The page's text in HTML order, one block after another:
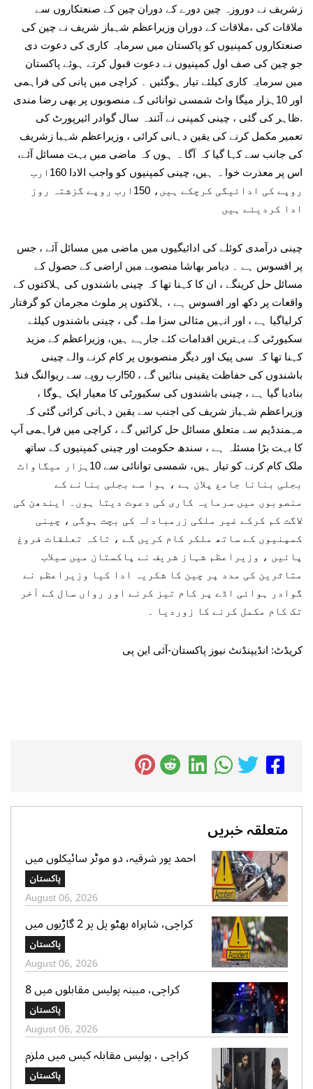
زشریف نے دوروزہ چین دورے کے دوران چین کے صنعتکاروں سے
ملاقات کی ،ملاقات کے دوران وزیراعظم شہباز شریف نے چین کی
صنعتکاروں کمپنیوں کو پاکستان میں سرمایہ کاری کی دعوت دی
جو چین کی صف اول کمپنیوں نے دعوت قبول کرتے ہوئے پاکستان
میں سرمایہ کاری کیلئے تیار ہوگئیں ۔ کراچی میں پانی کی فراہمی
اور 10ہزار میگا واٹ شمسی توانائی کے منصوبوں پر بھی رضا مندی
.ظاہر کی گئی ، چینی کمپنی نے آئندہ سال گوادر ائیرپورٹ کی
تعمیر مکمل کرنے کی یقین دہانی کرائی ، وزیراعظم شہبا زشریف
کی جانب سے کہا گیا کہ آگا ہ ہوں کہ ماضی میں بہت مسائل آئے،
اس پر معذرت خوا ہ ہیں، چینی کمپنیوں کو واجب الادا 160ارب
روپے کی ادائیگی کرچکے ہیں، 150ارب روپے گزشتہ روز
ادا کردیئے ہیں
چینی درآمدی کوئلے کی ادائیگیوں میں ماضی میں مسائل آئے ، جس
پر افسوس ہے ۔ دیامر بھاشا منصوبے میں اراضی کے حصول کے
مسائل حل کرینگے ، ان کا کہنا تھا کہ چینی باشندوں کی ہلاکتوں کے
واقعات پر دکھ اور افسوس ہے ، ہلاکتوں پر ملوث مجرمان کو گرفتار
کرلیاگیا ہے ، اور انہیں مثالی سزا ملے گی ، چینی باشندوں کیلئے
سکیورٹی کے بہترین اقدامات کئے جارہے ہیں، وزیراعظم کے مزید
کہنا تھا کہ سی پیک اور دیگر منصوبوں پر کام کرنے والے چینی
باشندوں کی حفاظت یقینی بنائیں گے ، 50ارب روپے سے ریوالنگ فنڈ
بنادیا گیا ہے ، چینی باشندوں کی سکیورٹی کا معیار ایک ہوگا ،
وزیراعظم شہباز شریف کی اجنب سے یقین دہانی کرائی گئی کہ
مہمندڈیم سے متعلق مسائل حل کرائیں گے ، کراچی میں فراہمی آپ
کا بہت بڑا مسئلہ ہے ، سندھ حکومت اور چینی کمپنیوں کے ساتھ
ملک کام کرنے کو تیار ہیں، شمسی توانائی سے 10ہزار میگاواٹ
بجلی بنانا جامع پلان ہے ، ہوا سے بجلی بنانے کے
منصوبوں میں سرمایہ کاری کی دعوت دیتا ہوں۔ ایندھن کی
لاگت کم کرکے غیر ملکی زرمبادلہ کی بچت ہوگی ، چینی
کمپنیوں کے ساتھ ملکر کام کریں گے ، تاکہ تعلقات فروغ
پائیں ، وزیراعظم شہاز شریف نے پاکستان میں سیلاب
متاثرین کی مدد پر چین کا شکریہ ادا کیا وزیراعظم نے
گوادر ہوائی اڈے پر کام تیز کرنے اور رواں سال کے آخر
تک کام مکمل کرنے کا زوردیا ۔
کریڈٹ: انڈیپنڈنٹ نیوز پاکستان-آئی این پی
متعلقہ خبریں
احمد پور شرقیہ، دو موٹر سائیکلوں میں
پاکستان
August 06, 2026
کراچی، شاہراہ بھٹو پل پر 2 گاڑیوں میں
پاکستان
August 06, 2026
کراچی، مبینہ پولیس مقابلوں میں 8
زخمی سمیت 12 ڈاکو گرفتار، اسلحہ،
موبائل فونز، کیش رقم اور موٹر سائیکلیں
برآمد
پاکستان
August 06, 2026
کراچی ، پولیس مقابلہ کیس میں ملزم
شاہ زیب کی دو مقدمات میں ضمانت
پاکستان